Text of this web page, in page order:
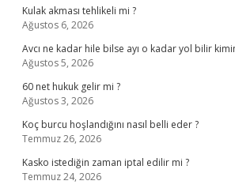
Kulak akması tehlikeli mi ?
Ağustos 6, 2026
Avcı ne kadar hile bilse ayı o kadar yol bilir
Ağustos 5, 2026
60 net hukuk gelir mi ?
Ağustos 3, 2026
Koç burcu hoşlandığını nasıl belli eder ?
Temmuz 26, 2026
Kasko istediğin zaman iptal edilir mi ?
Temmuz 24, 2026